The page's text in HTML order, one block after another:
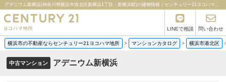
アデニウム新横浜(神奈川県横浜市港北区新横浜1丁目・新横浜駅)の建物情報｜センチュリー21ヨコハマ地所
LINEで相談 問い合わせ
横浜市の不動産ならセンチュリー21ヨコハマ地所 > マンションカタログ > 横浜市港北区
中古マンション アデニウム新横浜